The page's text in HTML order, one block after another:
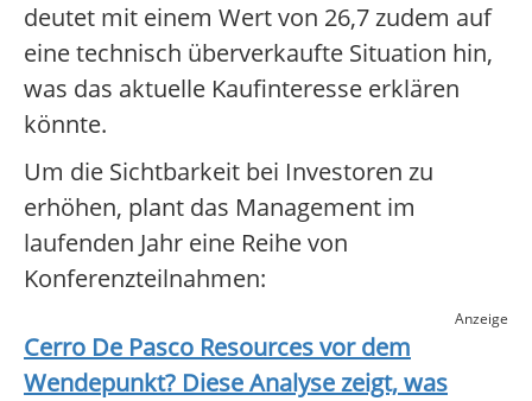
deutet mit einem Wert von 26,7 zudem auf
eine technisch überverkaufte Situation hin,
was das aktuelle Kaufinteresse erklären
könnte.
Um die Sichtbarkeit bei Investoren zu
erhöhen, plant das Management im
laufenden Jahr eine Reihe von
Konferenzteilnahmen:
Anzeige
Cerro De Pasco Resourcesvor dem
Wendepunkt? Diese Analyse zeigt, was